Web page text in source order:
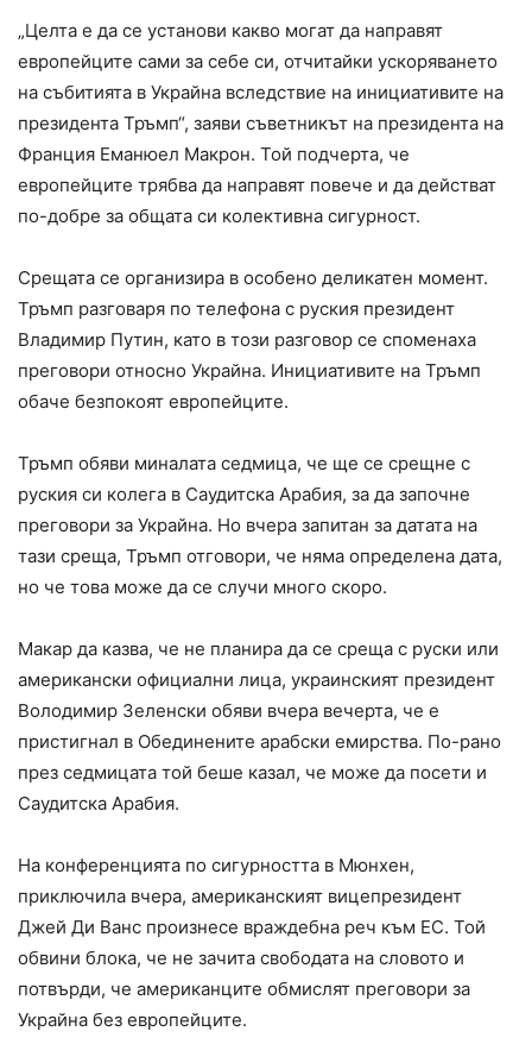
„Целта е да се установи какво могат да направят
европейците сами за себе си, отчитайки ускоряването
на събитията в Украйна вследствие на инициативите на
президента Тръмп“, заяви съветникът на президента на
Франция Еманюел Макрон. Той подчерта, че
европейците трябва да направят повече и да действат
по-добре за общата си колективна сигурност.
Срещата се организира в особено деликатен момент.
Тръмп разговаря по телефона с руския президент
Владимир Путин, като в този разговор се споменаха
преговори относно Украйна. Инициативите на Тръмп
обаче безпокоят европейците.
Тръмп обяви миналата седмица, че ще се срещне с
руския си колега в Саудитска Арабия, за да започне
преговори за Украйна. Но вчера запитан за датата на
тази среща, Тръмп отговори, че няма определена дата,
но че това може да се случи много скоро.
Макар да казва, че не планира да се среща с руски или
американски официални лица, украинският президент
Володимир Зеленски обяви вчера вечерта, че е
пристигнал в Обединените арабски емирства. По-рано
през седмицата той беше казал, че може да посети и
Саудитска Арабия.
На конференцията по сигурността в Мюнхен,
приключила вчера, американският вицепрезидент
Джей Ди Ванс произнесе враждебна реч към ЕС. Той
обвини блока, че не зачита свободата на словото и
потвърди, че американците обмислят преговори за
Украйна без европейците.